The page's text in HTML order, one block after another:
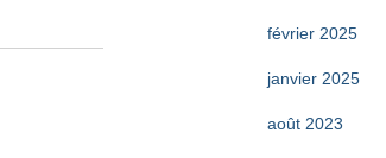
février 2025
janvier 2025
août 2023